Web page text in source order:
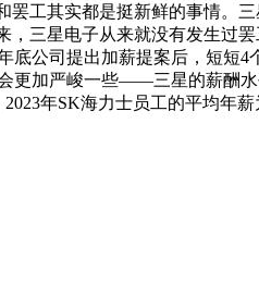
工其实都是挺新鲜的事情。
三星电子从来就没有发生过
公司提出加薪提案后，短短4
更加严峻一些——三星的薪酬
年SK海力士员工的平均年